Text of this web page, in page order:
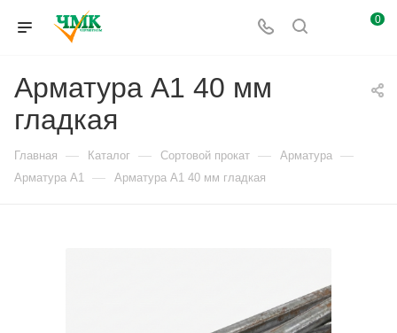
0
Арматура А1 40 мм
гладкая
Главная — Каталог — Сортовой прокат — Арматура —
Арматура А1 — Арматура А1 40 мм гладкая